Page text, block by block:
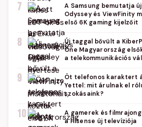
7
A Samsung bemutatja
Odyssey és ViewFinity
első 6K gaming kijelzőit
8
Új taggal bővült a
One Magyarország
a telekommunikációs
9
Öt telefonos karaktert
Yettel: mit árulnak el
szokásaink?
10
A gamerek és
a Hisense új televíziója